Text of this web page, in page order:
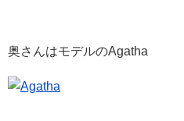
奥さんはモデルのAgatha